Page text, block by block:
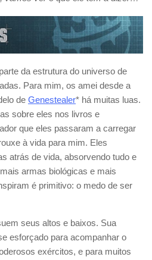
da estrutura do universo de
Para mim, os amei desde a
de Genestealer* há muitas luas.
sobre eles nos livros e
que eles passaram a carregar
à vida para mim. Eles
atrás de vida, absorvendo tudo e
armas biológicas e mais
é primitivo: o medo de ser
seus altos e baixos. Sua
esforçado para acompanhar o
exércitos, e para muitos